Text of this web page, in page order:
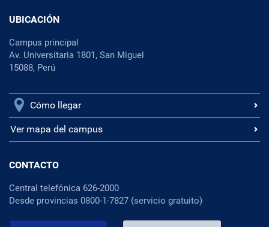
UBICACIÓN
Campus principal
Av. Universitaria 1801, San Miguel
15088, Perú
Cómo llegar
Ver mapa del campus
CONTACTO
Central telefónica 626-2000
Desde provincias 0800-1-7827 (servicio gratuito)